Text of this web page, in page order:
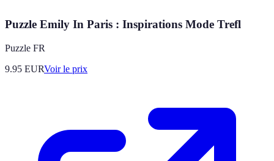
Puzzle Emily In Paris : Inspirations Mode Trefl
Puzzle FR
9.95 EURVoir le prix